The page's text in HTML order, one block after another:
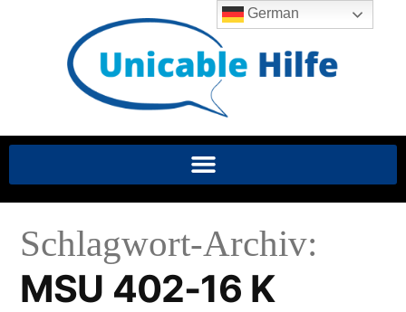
Schlagwort-Archiv:
MSU 402-16 K
German